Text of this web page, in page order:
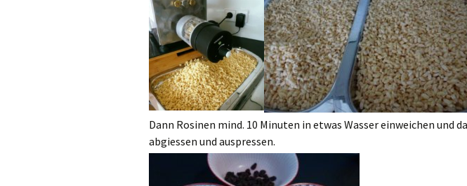
Dann Rosinen mind. 10 Minuten in etwas Wasser einweichen und
abgiessen und auspressen.